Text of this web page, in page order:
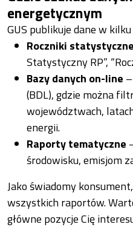
energetycznym
GUS publikuje dane w
Roczniki statystyczne
Statystyczny RP”,
Bazy danych on-line
(BDL), gdzie można
województwach,
energii.
Raporty tematyczne
środowisku, emisjom
Jako świadomy
wszystkich raportów.
główne pozycje Cię